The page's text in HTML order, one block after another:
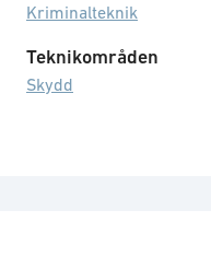
Kriminalteknik
Teknikområden
Skydd